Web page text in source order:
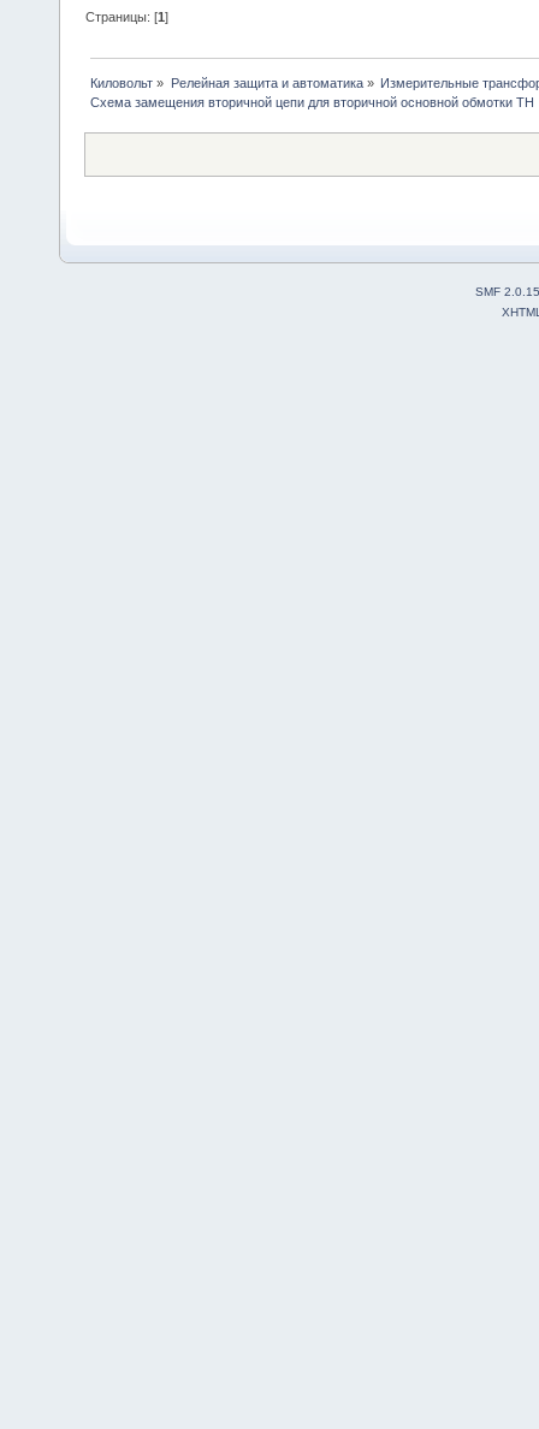
Страницы: [1]
Киловольт » Релейная защита и автоматика» Измерительные
Схема замещения вторичной цепи для вторичной основной обмотки ТН
SMF 2.0.15